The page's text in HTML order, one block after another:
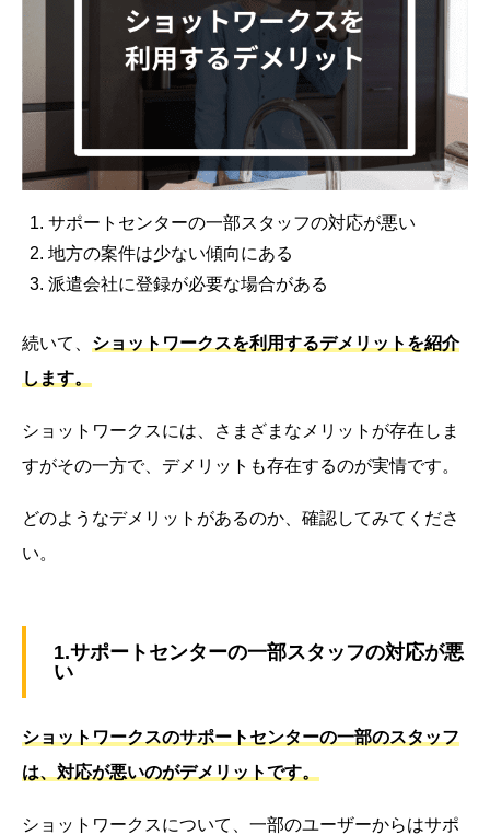
サポートセンターの一部スタッフの対応が悪い
地方の案件は少ない傾向にある
派遣会社に登録が必要な場合がある
続いて、 ショットワークスを利用するデメリットを紹介
します。
ショットワークスには、さまざまなメリットが存在しま
すがその一方で、デメリットも存在するのが実情です。
どのようなデメリットがあるのか、確認してみてくださ
い。
1.サポートセンターの一部スタッフの対応が悪
い
ショットワークスのサポートセンターの一部のスタッフ
は、対応が悪いのがデメリットです。
ショットワークスについて、一部のユーザーからはサポ